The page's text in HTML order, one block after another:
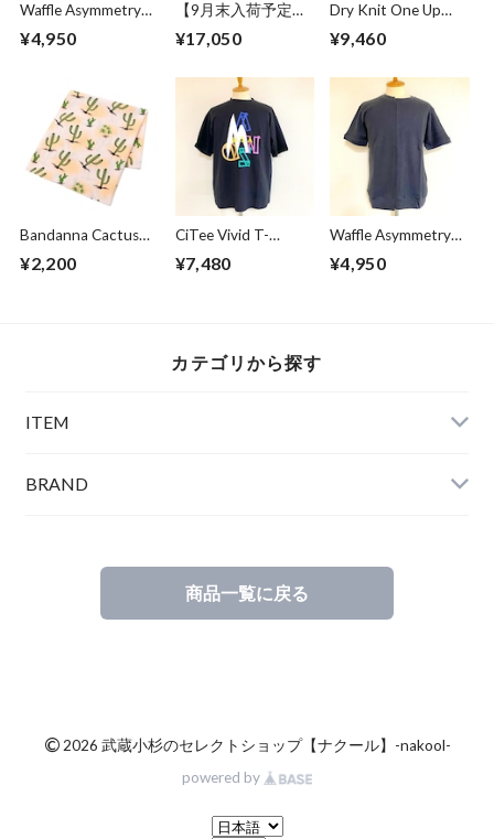
Waffle Asymmetry
Crew Neck S/S
Sweat Gray
¥4,950
【9月末入荷予定】
Sweat Wide Easy
Pants Chocolate
¥17,050
Dry Knit One Up
Collar S/S Shirts
Beige
¥9,460
Bandanna Cactus
Beige
¥2,200
CiTee Vivid T-
shirts Black
¥7,480
Waffle Asymmetry
Crew Neck S/S
Sweat Charcoal
¥4,950
カテゴリから探す
ITEM
BRAND
商品一覧に戻る
©2026 武蔵小杉のセレクトショップ【ナクール】-nakool-
powered by